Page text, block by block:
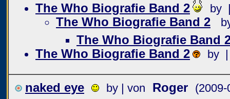
The Who Biografie Band 2 by
The Who Biografie Band 2
The Who Biografie Band
The Who Biografie Band 2
by
naked eye by | von Roger